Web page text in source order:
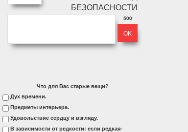
500
Что для Вас старые вещи?
Дух времени.
Предметы интерьера.
Удовольствие сердцу и взгляду.
В зависимости от редкости: если редкая-